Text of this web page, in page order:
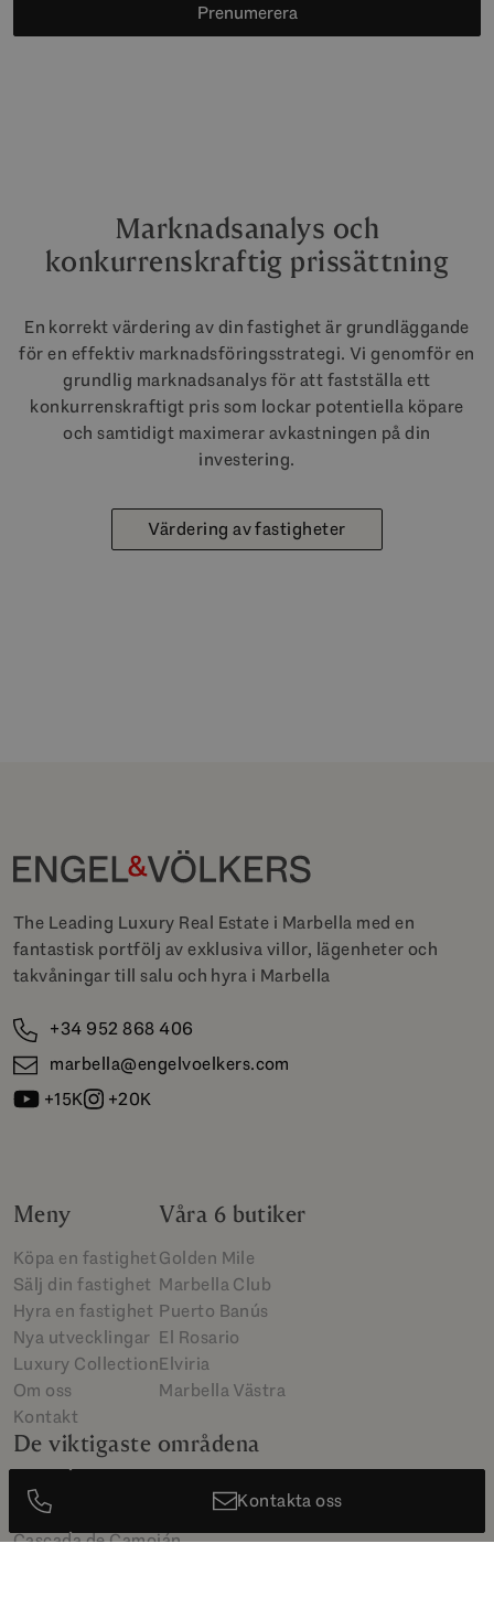
Prenumerera
Marknadsanalys och
konkurrenskraftig prissättning
En korrekt värdering av din fastighet är grundläggande
för en effektiv marknadsföringsstrategi. Vi genomför en
grundlig marknadsanalys för att fastställa ett
konkurrenskraftigt pris som lockar potentiella köpare
och samtidigt maximerar avkastningen på din
investering.
Värdering av fastigheter
The Leading Luxury Real Estate i Marbella med en
fantastisk portfölj av exklusiva villor, lägenheter och
takvåningar till salu och hyra i Marbella
+34 952 868 406
marbella@engelvoelkers.com
+15K
+20K
Meny
Köpa en fastighet
Sälj din fastighet
Hyra en fastighet
Nya utvecklingar
Luxury Collection
Om oss
Kontakt
Våra 6 butiker
Golden Mile
Marbella Club
Puerto Banús
El Rosario
Elviria
Marbella Västra
De viktigaste områdena
Sierra Blanca
Puerto Banús
Cascada de Camoján
Kontakta oss